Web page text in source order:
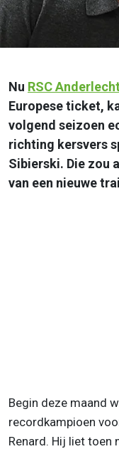
Nu RSCAnderlecht
Europese ticket,
volgend seizoen
richting kersvers
Sibierski. Die zou
van een nieuwe
Begin deze maand
recordkampioen
Renard. Hij liet toen